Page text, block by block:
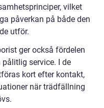
vilket
påverkan på både den
utför.
ger också fördelen
service. I de
kort efter kontakt,
när trädfällning